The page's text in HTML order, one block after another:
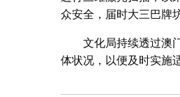
众安全，届时大三巴牌
文化局持续透过澳
体状况，以便及时实施